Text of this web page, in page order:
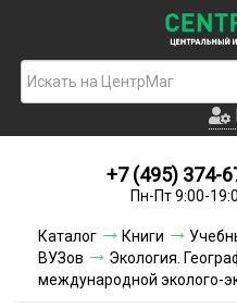
+7 (495) 374-
Пн-Пт 9:00-
Каталог Книги
ВУЗов
Экология.
международной эколого-